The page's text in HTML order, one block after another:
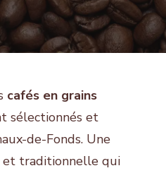
cafés en grains
sélectionnés et
de-Fonds. Une
traditionnelle qui